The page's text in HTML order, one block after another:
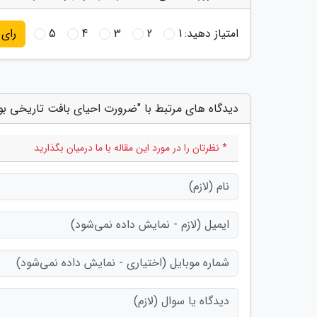
امتیاز دهید:1
2
3
4
5 رای
دیدگاه های مرتبط با "ضرورت احیای بافت تاریخی
* نظرتان را در مورد این مقاله با ما درمیان بگذارید